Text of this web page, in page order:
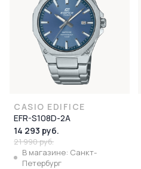
CASIO EDIFICE
EFR-S108D-2A
14 293 руб.
21 990 руб.
В магазине: Санкт-
Петербург